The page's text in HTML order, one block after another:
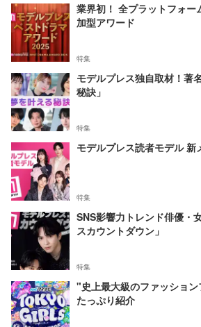
業界初！ 全プラットフォー
加型アワード
特集
モデルプレス独自取材！著
秘訣」
特集
モデルプレス読者モデル 新
特集
SNS影響力トレンド俳優・
スカウントダウン」
特集
"史上最大級のファッショ
たっぷり紹介